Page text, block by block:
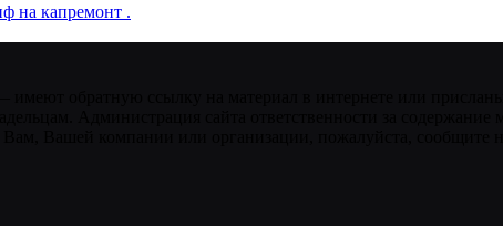
на капремонт .